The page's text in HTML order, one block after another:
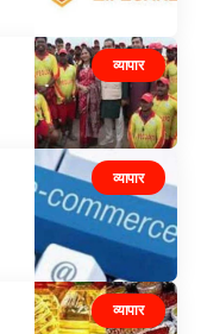
व्यापार
व्यापार
व्यापार